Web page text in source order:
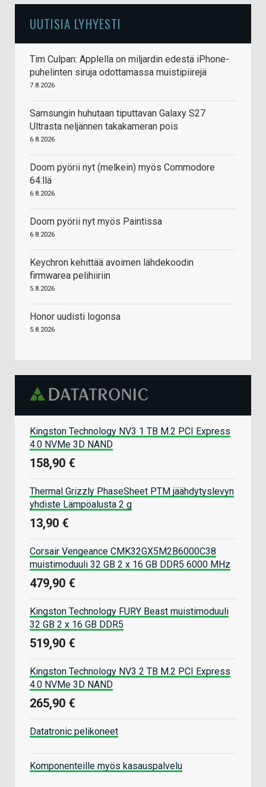
UUTISIA LYHYESTI
Tim Culpan: Applella on miljardin edestä iPhone-
puhelinten siruja odottamassa muistipiirejä
7.8.2026
Samsungin huhutaan tiputtavan Galaxy S27
Ultrasta neljännen takakameran pois
6.8.2026
Doom pyörii nyt (melkein) myös Commodore
64:llä
6.8.2026
Doom pyörii nyt myös Paintissa
6.8.2026
Keychron kehittää avoimen lähdekoodin
firmwarea pelihiiriin
5.8.2026
Honor uudisti logonsa
5.8.2026
Kingston Technology NV3 1 TB M.2 PCI Express
4.0 NVMe 3D NAND
158,90 €
Thermal Grizzly PhaseSheet PTM jäähdytyslevyn
yhdiste Lämpöalusta 2 g
13,90 €
Corsair Vengeance CMK32GX5M2B6000C38
muistimoduuli 32 GB 2 x 16 GB DDR5 6000 MHz
479,90 €
Kingston Technology FURY Beast muistimoduuli
32 GB 2 x 16 GB DDR5
519,90 €
Kingston Technology NV3 2 TB M.2 PCI Express
4.0 NVMe 3D NAND
265,90 €
Datatronic pelikoneet
Komponenteille myös kasauspalvelu